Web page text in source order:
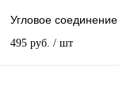
Угловое
495 руб. / шт